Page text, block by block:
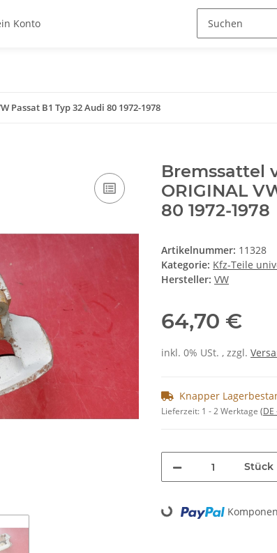
Konto
Passat B1 Typ 32 Audi 80 1972-1978
Bremssattel
ORIGINAL
80 1972-1978
Artikelnummer: 11328
Kategorie: Kfz-Teile
Hersteller: VW
64,70 €
inkl. 0% USt. , zzgl.
Knapper
Lieferzeit: 1 - 2 Werktage (DE
Stück
Loading...